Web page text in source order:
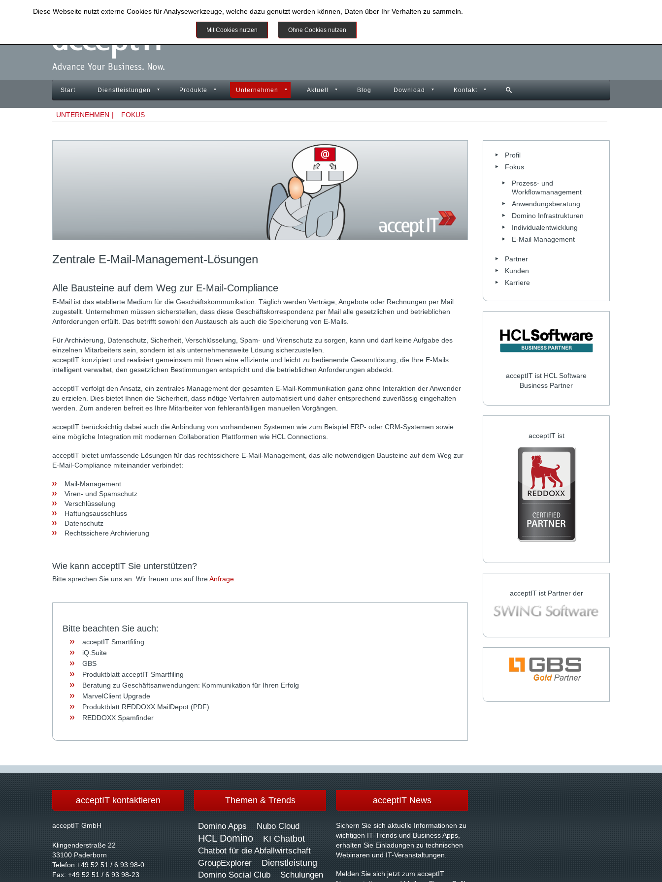
Start Dienstleistungen Produkte Unternehmen Aktuell Blog Download Kontakt
UNTERNEHMEN | FOKUS
Zentrale E-Mail-Management-Lösungen
Alle Bausteine auf dem Weg zur E-Mail-Compliance
E-Mail ist das etablierte Medium für die Geschäftskommunikation. Täglich werden Verträge, Angebote oder Rechnungen per Mail
zugestellt. Unternehmen müssen sicherstellen, dass diese Geschäftskorrespondenz per Mail alle gesetzlichen und betrieblichen
Anforderungen erfüllt. Das betrifft sowohl den Austausch als auch die Speicherung von E-Mails.
Für Archivierung, Datenschutz, Sicherheit, Verschlüsselung, Spam- und Virenschutz zu sorgen, kann und darf keine Aufgabe des
einzelnen Mitarbeiters sein, sondern ist als unternehmensweite Lösung sicherzustellen.
acceptIT konzipiert und realisiert gemeinsam mit Ihnen eine effiziente und leicht zu bedienende Gesamtlösung, die Ihre E-Mails
intelligent verwaltet, den gesetzlichen Bestimmungen entspricht und die betrieblichen Anforderungen abdeckt.
acceptIT verfolgt den Ansatz, ein zentrales Management der gesamten E-Mail-Kommunikation ganz ohne Interaktion der Anwender
zu erzielen. Dies bietet Ihnen die Sicherheit, dass nötige Verfahren automatisiert und daher entsprechend zuverlässig eingehalten
werden. Zum anderen befreit es Ihre Mitarbeiter von fehleranfälligen manuellen Vorgängen.
acceptIT berücksichtig dabei auch die Anbindung von vorhandenen Systemen wie zum Beispiel ERP- oder CRM-Systemen sowie
eine mögliche Integration mit modernen Collaboration Plattformen wie HCL Connections.
acceptIT bietet umfassende Lösungen für das rechtssichere E-Mail-Management, das alle notwendigen Bausteine auf dem Weg zur
E-Mail-Compliance miteinander verbindet:
Mail-Management
Viren- und Spamschutz
Verschlüsselung
Haftungsausschluss
Datenschutz
Rechtssichere Archivierung
Wie kann acceptIT Sie unterstützen?
Bitte sprechen Sie uns an. Wir freuen uns auf IhreAnfrage.
Bitte beachten Sie auch:
acceptIT Smartfiling
iQ.Suite
GBS
Produktblatt acceptIT Smartfiling
Beratung zu Geschäftsanwendungen: Kommunikation für Ihren Erfolg
MarvelClient Upgrade
Produktblatt REDDOXX MailDepot (PDF)
REDDOXX Spamfinder
Profil
Fokus
Prozess- und
Workflowmanagement
Anwendungsberatung
Domino Infrastrukturen
Individualentwicklung
E-Mail Management
Partner
Kunden
Karriere
acceptIT ist HCL Software
Business Partner
acceptIT ist
acceptIT ist Partner der
acceptIT kontaktieren
acceptIT GmbH
Klingenderstraße 22
33100 Paderborn
Telefon +49 52 51 / 6 93 98-0
Fax: +49 52 51 / 6 93 98-23
Themen & Trends
Domino Apps Nubo Cloud
HCL Domino KI Chatbot
Chatbot für die Abfallwirtschaft
GroupExplorer
Dienstleistung
Domino Social Club
Schulungen
acceptIT News
Sichern Sie sich aktuelle Informationen zu
wichtigen IT-Trends und Business Apps,
erhalten Sie Einladungen zu technischen
Webinaren und IT-Veranstaltungen.
Melden Sie sich jetzt zum acceptIT
Diese Webseite nutzt externe Cookies für Analysewerkzeuge, welche dazu genutzt werden können, Daten über Ihr Verhalten zu sammeln.
Mit Cookies nutzen Ohne Cookies nutzen